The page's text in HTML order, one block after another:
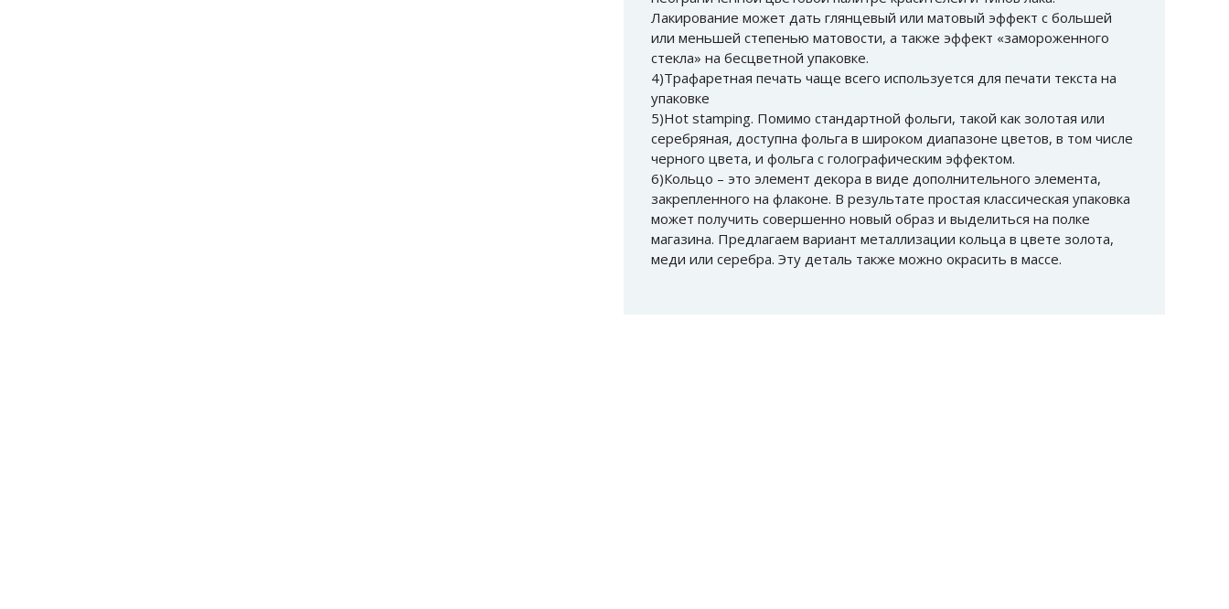
Лакирование может дать глянцевый или матовый эффект с большей
или меньшей степенью матовости, а также эффект «замороженного
стекла» на бесцветной упаковке.
4)Трафаретная печать чаще всего используется для печати текста на
упаковке
5)Hot stamping. Помимо стандартной фольги, такой как золотая или
серебряная, доступна фольга в широком диапазоне цветов, в том числе
черного цвета, и фольга с голографическим эффектом.
6)Кольцо – это элемент декора в виде дополнительного элемента,
закрепленного на флаконе. В результате простая классическая упаковка
может получить совершенно новый образ и выделиться на полке
магазина. Предлагаем вариант металлизации кольца в цвете золота,
меди или серебра. Эту деталь также можно окрасить в массе.